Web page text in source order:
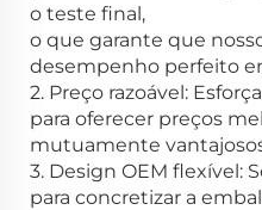
o teste final,
o que garante que
desempenho perfeito
2. Preço razoável:
para oferecer preços
mutuamente
3. Design OEM flexível:
para concretizar a